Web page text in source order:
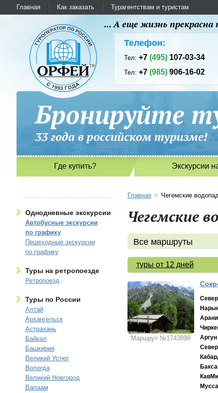
Главная Как заказать Турагентствам и туристам
... А еще жизнь
Телефон:
Тел:+7(495) 107-03-34
Тел:+7(985) 906-16-02
Бронируйте
33 года в российском
Где купить? Экскурсии
Однодневные экскурсии
Автобусные экскурсии
по графику
Пешеходные экскурсии
по графику
Туры на ретропоезде
Ретропоезд
Туры по России
Алтай
Архангельск
Астрахань
Байкал
Башкирия
Великий Устюг
Вологда
Великий Новгород
Валаам
Главная » Чегемские
Чегемские
Все маршруты
туры от 12 дней
Маршрут №1743899
Аргун